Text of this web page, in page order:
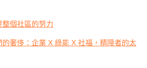
個社區的努力
奢侈：企業 X 綠能 X 社福，精障者的太